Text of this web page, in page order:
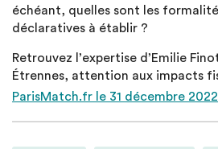
échéant, quelles sont les
déclaratives à établir ?
Retrouvez l’expertise d’Emilie
Étrennes, attention aux impacts
ParisMatch.fr le 31 décembre 2022